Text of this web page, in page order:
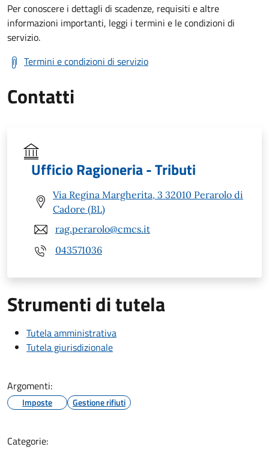
Per conoscere i dettagli di scadenze, requisiti e altre
informazioni importanti, leggi i termini e le condizioni di
servizio.
Termini e condizioni di servizio
Contatti
Ufficio Ragioneria - Tributi
Via Regina Margherita, 3 32010 Perarolo di
Cadore (BL)
rag.perarolo@cmcs.it
043571036
Strumenti di tutela
Tutela amministrativa
Tutela giurisdizionale
Argomenti:
Imposte Gestione rifiuti
Categorie: